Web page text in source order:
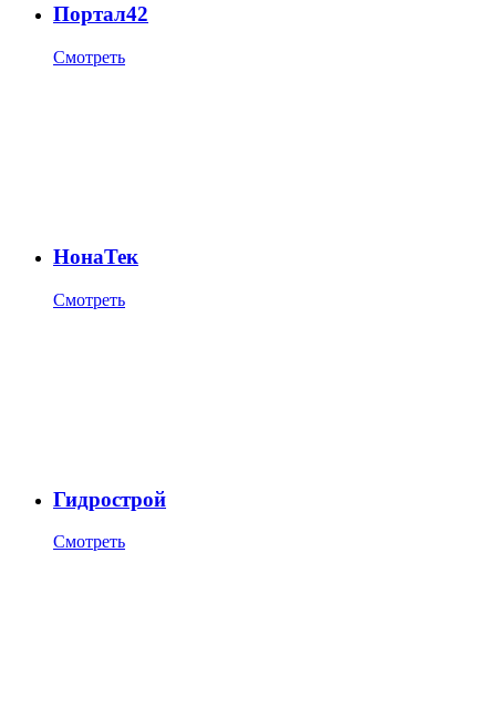
Портал42
Смотреть
НонаТек
Смотреть
Гидрострой
Смотреть